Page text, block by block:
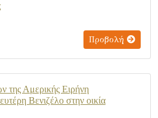
Προβολή
της Αμερικής Ειρήνη
Βενιζέλο στην οικία